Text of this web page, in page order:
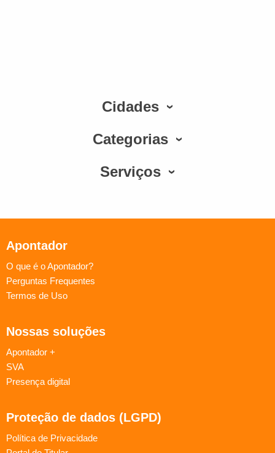
Cidades
Categorias
Serviços
Apontador
O que é o Apontador?
Perguntas Frequentes
Termos de Uso
Nossas soluções
Apontador +
SVA
Presença digital
Proteção de dados (LGPD)
Política de Privacidade